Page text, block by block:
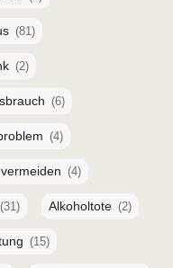
(81)
(2)
(6)
(4)
(4)
(31) Alkoholtote (2)
(15)